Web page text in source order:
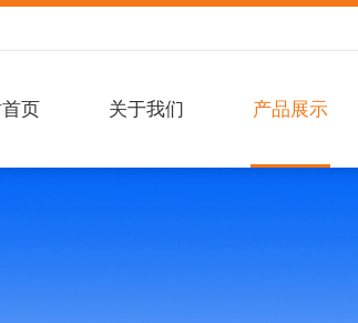
页 关于我们 产品展示